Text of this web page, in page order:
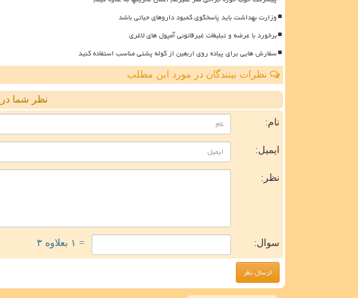
وزارت بهداشت باید پاسخگوی کمبود داروهای حیاتی باشد
برخورد با عرضه و تبلیغات غیرقانونی آمپول های لاغری
سفارش هایی برای پیاده روی اربعین از کوله پشتی مناسب استفاده کنید
نظرات بینندگان در مورد این مطلب
نظر شما
نام:
ایمیل:
نظر:
سوال: = ۱ بعلاوه ۳